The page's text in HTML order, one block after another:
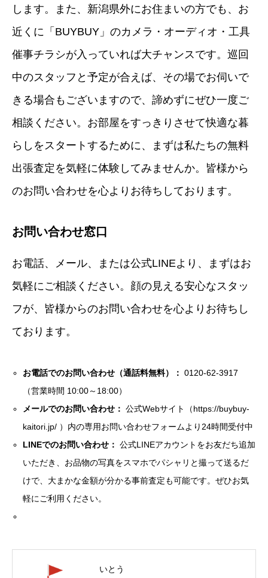
します。また、新潟県外にお住まいの方でも、お
近くに「BUYBUY」のカメラ・オーディオ・工具
催事チラシが入っていれば大チャンスです。巡回
中のスタッフと予定が合えば、その場でお伺いで
きる場合もございますので、諦めずにぜひ一度ご
相談ください。お部屋をすっきりさせて快適な暮
らしをスタートするために、まずは私たちの無料
出張査定を気軽に体験してみませんか。皆様から
のお問い合わせを心よりお待ちしております。
お問い合わせ窓口
お電話、メール、または公式LINEより、まずはお
気軽にご相談ください。顔の見える安心なスタッ
フが、皆様からのお問い合わせを心よりお待ちし
ております。
お電話でのお問い合わせ（通話料無料）： 0120-62-3917
（営業時間 10:00～18:00）
メールでのお問い合わせ： 公式Webサイト（https://buybuy-
kaitori.jp/ ）内の専用お問い合わせフォームより24時間受付中
LINEでのお問い合わせ： 公式LINEアカウントをお友だち追加
いただき、お品物の写真をスマホでパシャリと撮って送るだ
けで、大まかな金額が分かる事前査定も可能です。ぜひお気
軽にご利用ください。
いとう